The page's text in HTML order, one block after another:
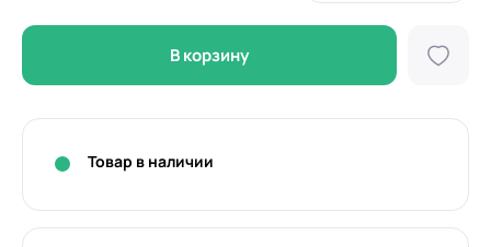
В корзину
Товар в наличии